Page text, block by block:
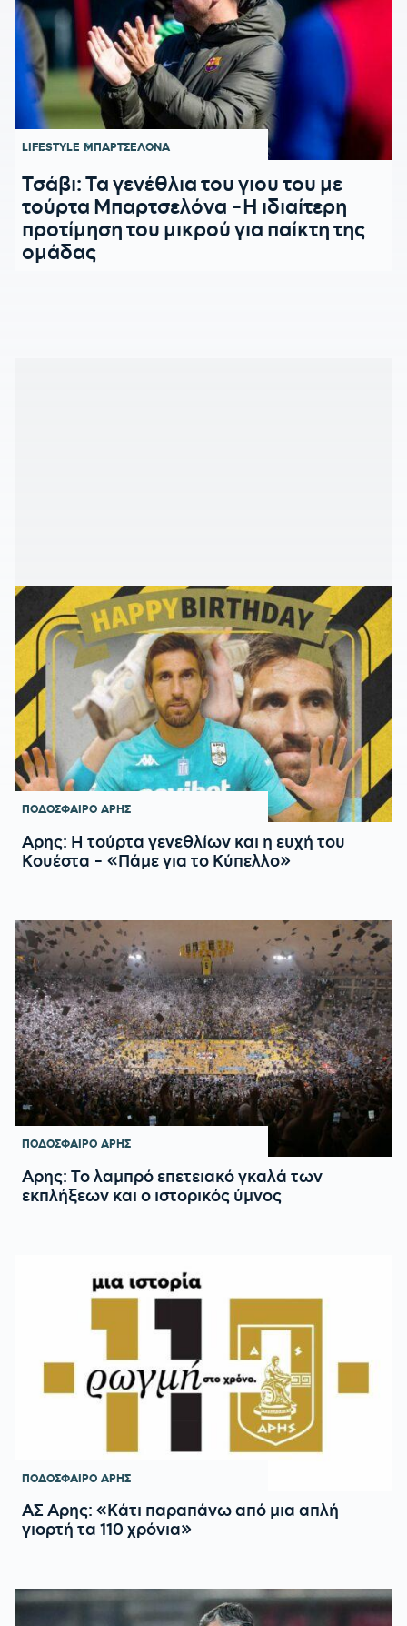
LIFESTYLE ΜΠΑΡΤΣΕΛΟΝΑ
Τσάβι: Τα γενέθλια του γιου του με
τούρτα Μπαρτσελόνα -Η ιδιαίτερη
προτίμηση του μικρού για παίκτη της
ομάδας
ΠΟΔΟΣΦΑΙΡΟ ΑΡΗΣ
Αρης: Η τούρτα γενεθλίων και η ευχή του
Κουέστα - «Πάμε για το Κύπελλο»
ΠΟΔΟΣΦΑΙΡΟ ΑΡΗΣ
Αρης: Το λαμπρό επετειακό γκαλά των
εκπλήξεων και ο ιστορικός ύμνος
ΠΟΔΟΣΦΑΙΡΟ ΑΡΗΣ
ΑΣ Αρης: «Κάτι παραπάνω από μια απλή
γιορτή τα 110 χρόνια»